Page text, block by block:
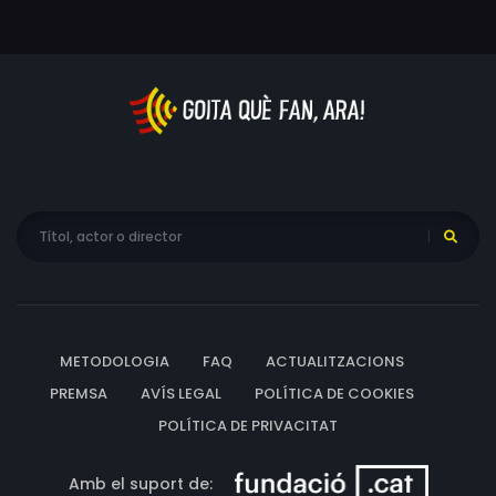
Klein, Christopher Gray
METODOLOGIA FAQ
ACTUALITZACIONS
PREMSA
AVÍS LEGAL
POLÍTICA DE COOKIES
POLÍTICA DE PRIVACITAT
Amb el suport de: